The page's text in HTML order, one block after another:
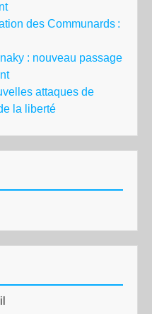
des Communards :
: nouveau passage
attaques de
la liberté